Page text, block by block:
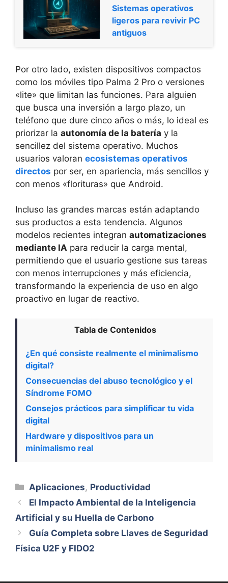
Sistemas operativos
ligeros para revivir PC
antiguos
Por otro lado, existen dispositivos compactos
como los móviles tipo Palma 2 Pro o versiones
«lite» que limitan las funciones. Para alguien
que busca una inversión a largo plazo, un
teléfono que dure cinco años o más, lo ideal es
priorizar la autonomía de la batería y la
sencillez del sistema operativo. Muchos
usuarios valoran ecosistemas operativos
directos por ser, en apariencia, más sencillos y
con menos «florituras» que Android.
Incluso las grandes marcas están adaptando
sus productos a esta tendencia. Algunos
modelos recientes integran automatizaciones
mediante IA para reducir la carga mental,
permitiendo que el usuario gestione sus tareas
con menos interrupciones y más eficiencia,
transformando la experiencia de uso en algo
proactivo en lugar de reactivo.
Tabla de Contenidos
¿En qué consiste realmente el minimalismo
digital?
Consecuencias del abuso tecnológico y el
Síndrome FOMO
Consejos prácticos para simplificar tu vida
digital
Hardware y dispositivos para un
minimalismo real
Categorías
Aplicaciones, Productividad
El Impacto Ambiental de la Inteligencia
Artificial y su Huella de Carbono
Guía Completa sobre Llaves de Seguridad
Física U2F y FIDO2